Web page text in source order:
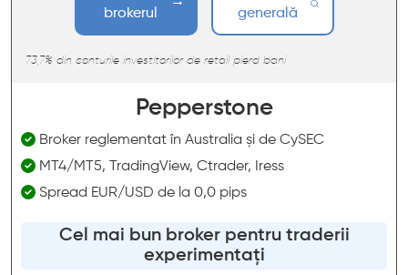
brokerul
generală
73,7% din conturile investitorilor de retail pierd bani
Pepperstone
Broker reglementat în Australia și de CySEC
MT4/MT5, TradingView, Ctrader, Iress
Spread EUR/USD de la 0,0 pips
Cel mai bun broker pentru traderii
experimentați